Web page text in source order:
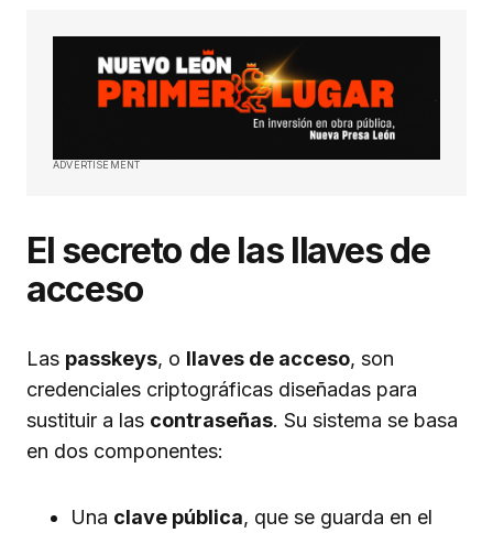
ADVERTISEMENT
El secreto de las llaves de
acceso
Las passkeys, o llaves de acceso, son
credenciales criptográficas diseñadas para
sustituir a las contraseñas. Su sistema se basa
en dos componentes:
Una clave pública, que se guarda en el